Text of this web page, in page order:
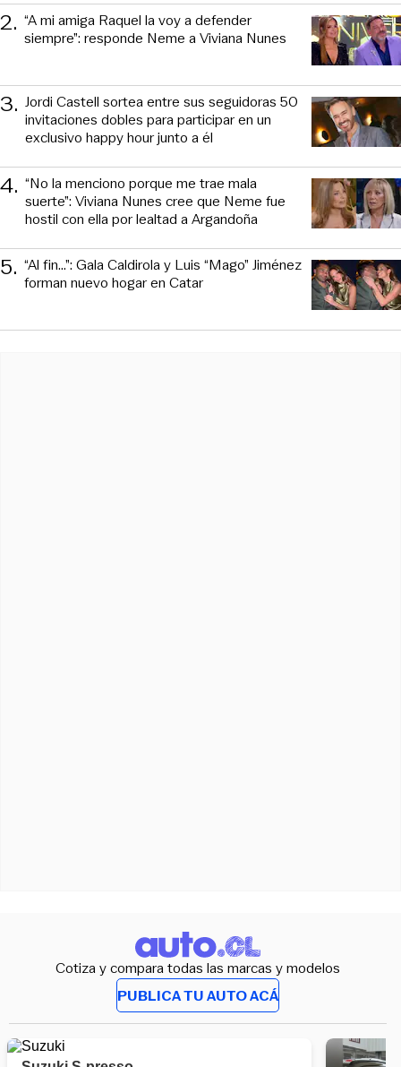
2. “A mi amiga Raquel la voy a defender
siempre”: responde Neme a Viviana Nunes
3. Jordi Castell sortea entre sus seguidoras 50
invitaciones dobles para participar en un
exclusivo happy hour junto a él
4. “No la menciono porque me trae mala
suerte”: Viviana Nunes cree que Neme fue
hostil con ella por lealtad a Argandoña
5. “Al fin…”: Gala Caldirola y Luis “Mago” Jiménez
forman nuevo hogar en Catar
Cotiza y compara todas las marcas y modelos
PUBLICA TU AUTO ACÁ